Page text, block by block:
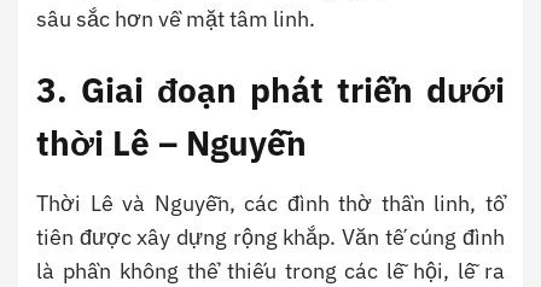
sâu sắc hơn về mặt tâm linh.
3. Giai đoạn phát triển dưới
thời Lê – Nguyễn
Thời Lê và Nguyễn, các đình thờ thần linh, tổ
tiên được xây dựng rộng khắp. Văn tế cúng đình
là phần không thể thiếu trong các lễ hội, lễ ra